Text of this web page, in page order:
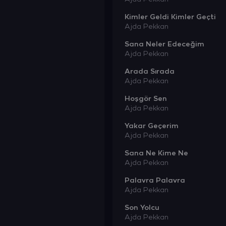
Kimler Geldi Kimler Geçti
Ajda Pekkan
Sana Neler Edeceğim
Ajda Pekkan
Arada Sırada
Ajda Pekkan
Hoşgör Sen
Ajda Pekkan
Yakar Geçerim
Ajda Pekkan
Sana Ne Kime Ne
Ajda Pekkan
Palavra Palavra
Ajda Pekkan
Son Yolcu
Ajda Pekkan